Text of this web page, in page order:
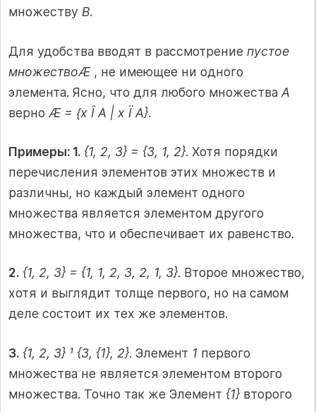
множеству В.
Для удобства вводят в рассмотрение пустое
множествоÆ , не имеющее ни одного
элемента. Ясно, что для любого множества А
верно Æ = {x Î A | x Ï A}.
Примеры: 1. {1, 2, 3} = {3, 1, 2}. Хотя порядки
перечисления элементов этих множеств и
различны, но каждый элемент одного
множества является элементом другого
множества, что и обеспечивает их равенство.
2. {1, 2, 3} = {1, 1, 2, 3, 2, 1, 3}. Второе множество,
хотя и выглядит толще первого, но на самом
деле состоит их тех же элементов.
3. {1, 2, 3} ¹ {3, {1}, 2}. Элемент 1 первого
множества не является элементом второго
множества. Точно так же Элемент {1} второго